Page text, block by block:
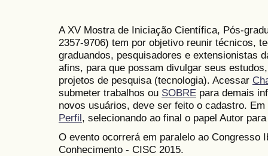
A XV Mostra de Iniciação Científica, Pós-
2357-9706) tem por objetivo reunir técnicos,
graduandos, pesquisadores e extensionistas
afins, para que possam divulgar seus
projetos de pesquisa (tecnologia). Acessar
submeter trabalhos ou SOBRE para demais
novos usuários, deve ser feito o cadastro.
Perfil, selecionando ao final o papel Autor
O evento ocorrerá em paralelo ao Congresso
Conhecimento - CISC 2015.